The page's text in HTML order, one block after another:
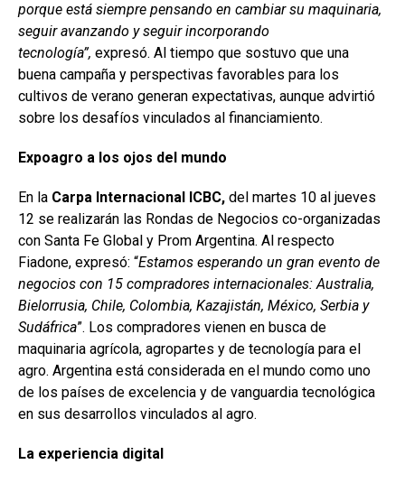
porque está siempre pensando en cambiar su maquinaria,
seguir avanzando y seguir incorporando
tecnología”, expresó. Al tiempo que sostuvo que una
buena campaña y perspectivas favorables para los
cultivos de verano generan expectativas, aunque advirtió
sobre los desafíos vinculados al financiamiento.
Expoagro a los ojos del mundo
En la Carpa Internacional ICBC, del martes 10 al jueves
12 se realizarán las Rondas de Negocios co-organizadas
con Santa Fe Global y Prom Argentina. Al respecto
Fiadone, expresó: “Estamos esperando un gran evento de
negocios con 15 compradores internacionales: Australia,
Bielorrusia, Chile, Colombia, Kazajistán, México, Serbia y
Sudáfrica”. Los compradores vienen en busca de
maquinaria agrícola, agropartes y de tecnología para el
agro. Argentina está considerada en el mundo como uno
de los países de excelencia y de vanguardia tecnológica
en sus desarrollos vinculados al agro.
La experiencia digital